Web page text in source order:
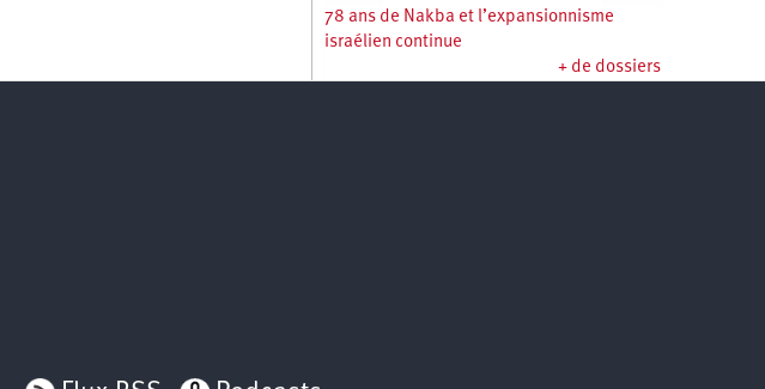
78 ans de Nakba et l’expansionnisme
israélien continue
+ de dossiers